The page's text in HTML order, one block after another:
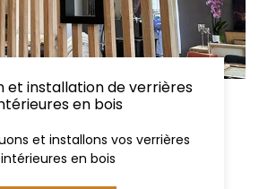
et installation de verrières
en bois
et installons vos verrières
intérieures en bois